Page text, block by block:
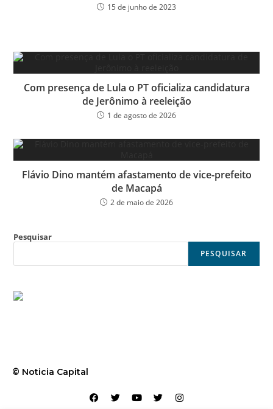
15 de junho de 2023
Com presença de Lula o PT oficializa candidatura
de Jerônimo à reeleição
1 de agosto de 2026
Flávio Dino mantém afastamento de vice-prefeito
de Macapá
2 de maio de 2026
Pesquisar
PESQUISAR
© Noticia Capital